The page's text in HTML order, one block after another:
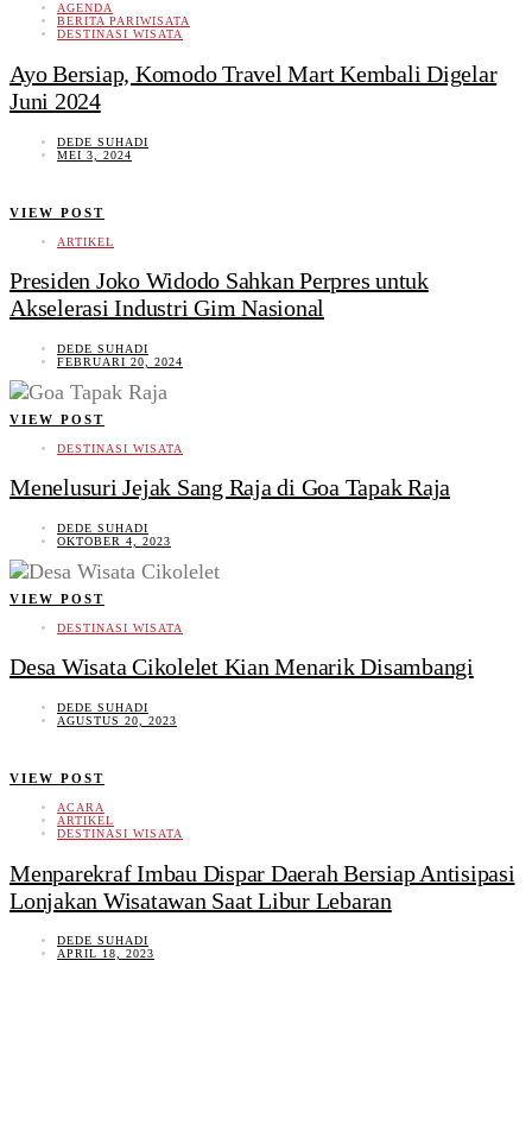
AGENDA
BERITA PARIWISATA
DESTINASI WISATA
Ayo Bersiap, Komodo Travel Mart Kembali Digelar
Juni 2024
DEDE SUHADI
MEI 3, 2024
VIEW POST
ARTIKEL
Presiden Joko Widodo Sahkan Perpres untuk
Akselerasi Industri Gim Nasional
DEDE SUHADI
FEBRUARI 20, 2024
VIEW POST
DESTINASI WISATA
Menelusuri Jejak Sang Raja di Goa Tapak Raja
DEDE SUHADI
OKTOBER 4, 2023
VIEW POST
DESTINASI WISATA
Desa Wisata Cikolelet Kian Menarik Disambangi
DEDE SUHADI
AGUSTUS 20, 2023
VIEW POST
ACARA
ARTIKEL
DESTINASI WISATA
Menparekraf Imbau Dispar Daerah Bersiap Antisipasi
Lonjakan Wisatawan Saat Libur Lebaran
DEDE SUHADI
APRIL 18, 2023